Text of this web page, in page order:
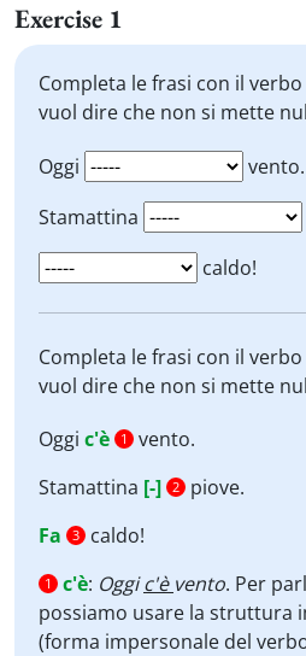
Exercise 1
Completa le frasi con il
vuol dire che non si mette
Oggi
vento.
Stamattina
caldo!
Completa le frasi con il
vuol dire che non si mette
Oggi c'è 1
vento.
Stamattina [-] 2
piove.
Fa
3 caldo!
1 c'è: Oggic'è vento. Per
possiamo usare la struttura
(forma impersonale del